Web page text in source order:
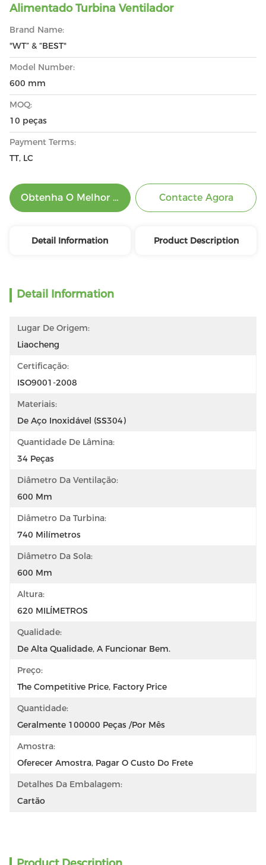
Alimentado Turbina Ventilador
Brand Name:
"WT” & “BEST"
Model Number:
600 mm
MOQ:
10 peças
Payment Terms:
TT, LC
Obtenha O Melhor Preço Contacte Agora
Detail Information Product Description
Detail Information
Lugar De Origem:
Liaocheng
Certificação:
ISO9001-2008
Materiais:
De Aço Inoxidável (SS304)
Quantidade De Lâmina:
34 Peças
Diâmetro Da Ventilação:
600 Mm
Diâmetro Da Turbina:
740 Milímetros
Diâmetro Da Sola:
600 Mm
Altura:
620 MILÍMETROS
Qualidade:
De Alta Qualidade, A Funcionar Bem.
Preço:
The Competitive Price, Factory Price
Quantidade:
Geralmente 100000 Peças /por Mês
Amostra:
Oferecer Amostra, Pagar O Custo Do Frete
Detalhes Da Embalagem:
Cartão